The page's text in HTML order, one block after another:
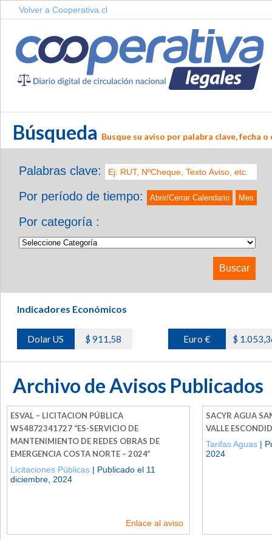
Volver a Cooperativa.cl
Búsqueda Busque su aviso por palabra clave, fecha
Palabras clave:
Por período de tiempo:
Abrir/Cerrar Calendario Mes
Por categoría :
Indicadores Económicos
Dolar US $ 911,58 Euro € $
Archivo de Avisos Publicados
ESVAL – LICITACION PÚBLICA
WS4872341727 “ES-SERVICIO DE
MANTENIMIENTO DE REDES OBRAS DE
EMERGENCIA COSTA NORTE – 2024”
Licitaciones Públicas | Publicado el 11
diciembre, 2024
Enlace al aviso
SACYR AGUA
VALLE
Tarifas Aguas |
2024